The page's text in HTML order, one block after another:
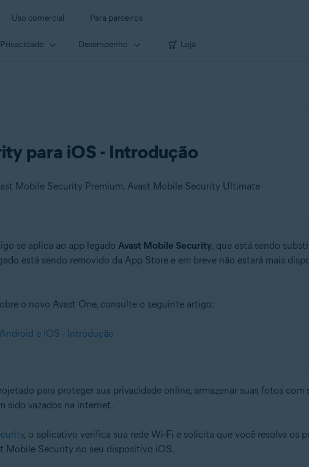
Uso comercial Para parceiros
Privacidade Desempenho Loja
para iOS - Introdução
Mobile Security Premium, Avast Mobile Security Ultimate
se aplica ao app legado Avast Mobile Security, que está sendo
está sendo removido da App Store e em breve não estará mais
o novo Avast One, consulte o seguinte artigo:
e iOS - Introdução
para proteger sua privacidade online, armazenar suas fotos
sido vazados na internet.
, o aplicativo verifica sua rede Wi-Fi e solicita que você resolva os
Mobile Security no seu dispositivo iOS.